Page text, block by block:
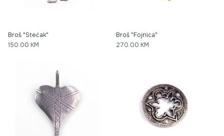
Broš "Stećak"
150.00 KM
Broš "Fojnica"
270.00 KM